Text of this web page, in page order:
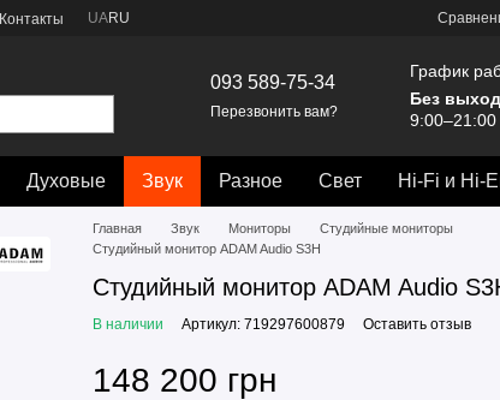
Контакты UARU
093 589-75-34
Перезвонить вам?
График
Без
9:00–21:00
Духовые Звук Разное Свет Hi-Fi и Hi-
Главная Звук Мониторы
Студийные мониторы
Студийный монитор ADAM Audio S3H
Студийный монитор ADAM Audio
В наличии Артикул: 719297600879 Оставить отзыв
148 200 грн